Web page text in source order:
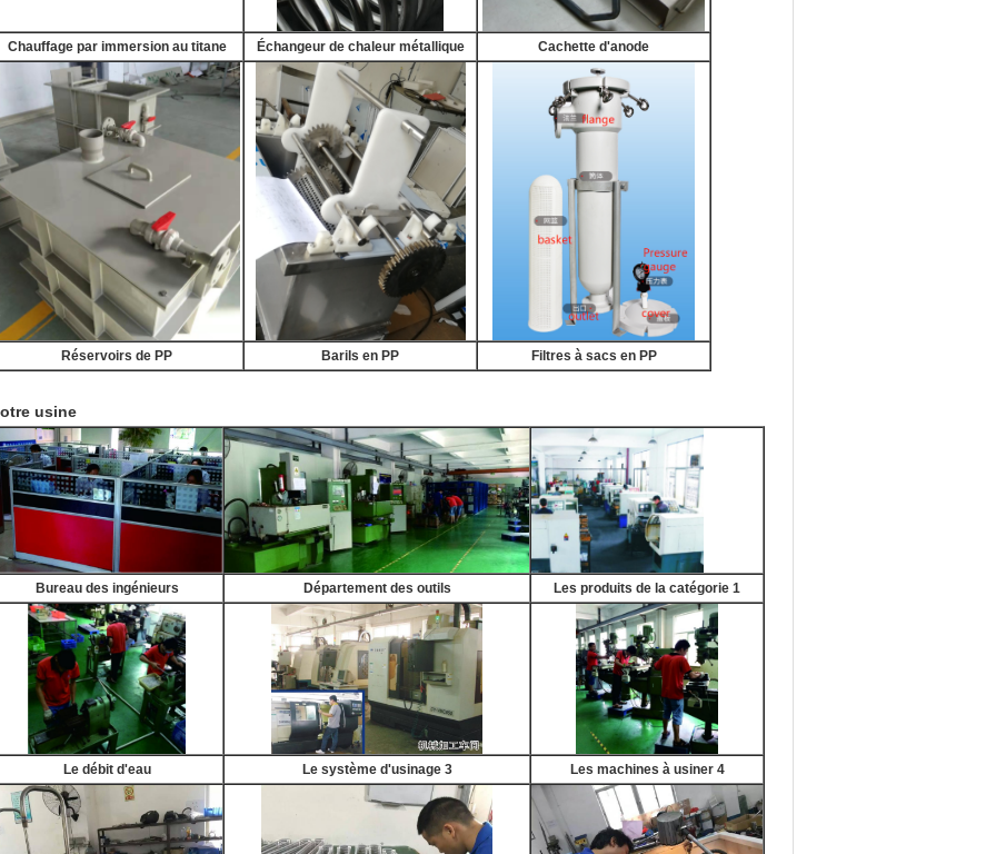
Chauffage par immersion au titane Échangeur de chaleur métallique Cachette d'anode
Réservoirs de PP Barils en PP Filtres à sacs en PP
usine
Bureau des ingénieurs Département des outils Les produits de la catégorie 1
Le débit d'eau Le système d'usinage 3 Les machines à usiner 4